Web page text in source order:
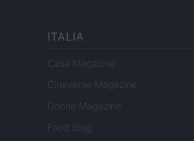
ITALIA
Casa Magazine
Cineverse Magazine
Donne Magazine
Food Blog